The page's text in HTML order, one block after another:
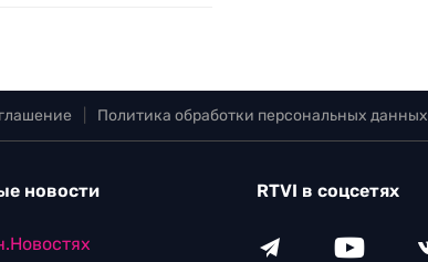
Политика обработки персональных данных
новости RTVI в соцсетях